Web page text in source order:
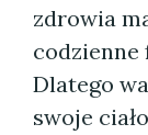
zdrowia
codzienne
Dlatego
swoje